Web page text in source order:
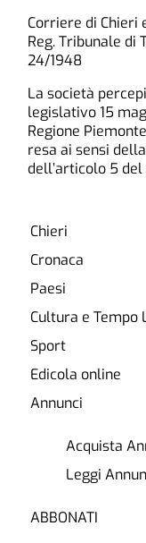
Corriere di Chieri
Reg. Tribunale di
24/1948
La società
legislativo 15
Regione
resa ai sensi
dell’articolo 5
Chieri
Cronaca
Paesi
Cultura e Tempo
Sport
Edicola online
Annunci
Acquista
Leggi
ABBONATI